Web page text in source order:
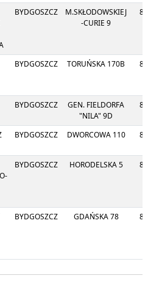
BYDGOSZCZ
M.SKŁODOWSKIEJ
-CURIE 9
BYDGOSZCZ TORUŃSKA 170B
BYDGOSZCZ
GEN. FIELDORFA
"NILA" 9D
BYDGOSZCZ DWORCOWA 110
BYDGOSZCZ HORODELSKA 5
BYDGOSZCZ GDAŃSKA 78